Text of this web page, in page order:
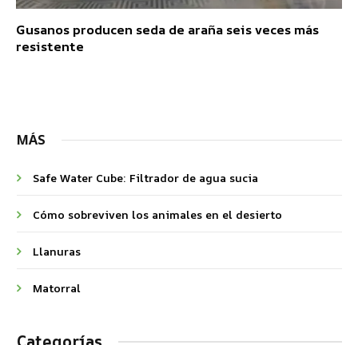
Gusanos producen seda de araña seis veces más
resistente
MÁS
Safe Water Cube: Filtrador de agua sucia
Cómo sobreviven los animales en el desierto
Llanuras
Matorral